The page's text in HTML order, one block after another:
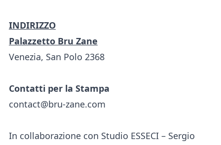
INDIRIZZO
Palazzetto Bru Zane
Venezia, San Polo 2368
Contatti per la Stampa
contact@bru-zane.com
In collaborazione con Studio ESSECI – Sergio